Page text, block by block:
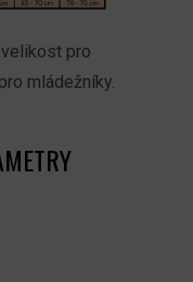
pro
mládežníky.